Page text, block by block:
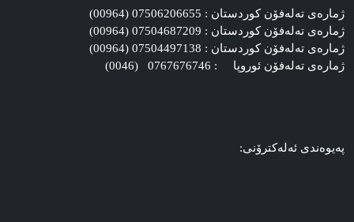
ژماره‌ی ته‌له‌فۆن کوردستان : 07506206655 (00964)
ژماره‌ی ته‌له‌فۆن کوردستان : 07504687209 (00964)
ژماره‌ی ته‌له‌فۆن کوردستان : 07504497138 (00964)
ژماره‌ی ته‌له‌فۆن ئوروپا : 0767676746 (0046)
په‌یوه‌ندی ئه‌له‌کترۆنی: